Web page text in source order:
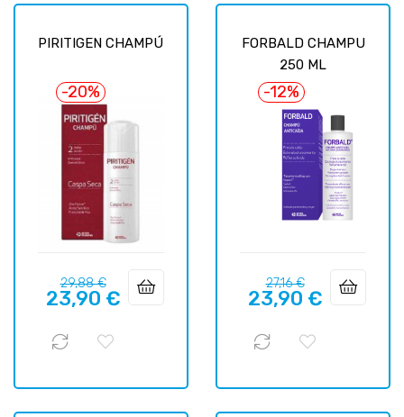
PIRITIGEN CHAMPÚ
-20%
Prix
habituel
29,88 €Prix
23,90 €
FORBALD CHAMPU
250 ML
-12%
Prix
habituel
27,16 €Prix
23,90 €